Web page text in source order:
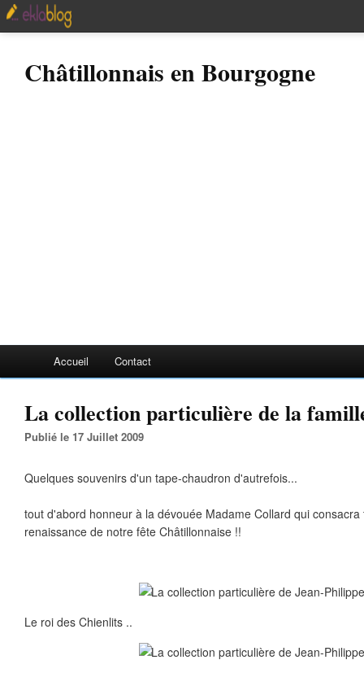
Châtillonnais en Bourgogne
Accueil Contact
La collection particulière de la
Publié le 17 Juillet 2009
Quelques souvenirs d'un tape-chaudron d'autrefois...
tout d'abord honneur à la dévouée Madame Collard qui
renaissance de notre fête Châtillonnaise !!
Le roi des Chienlits ..